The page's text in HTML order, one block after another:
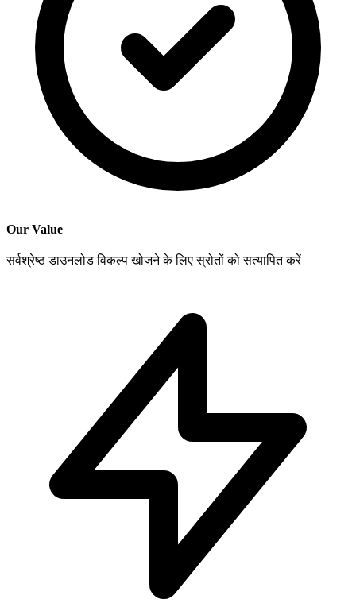
Our Value
सर्वश्रेष्ठ डाउनलोड विकल्प खोजने के लिए स्रोतों को सत्यापित करें